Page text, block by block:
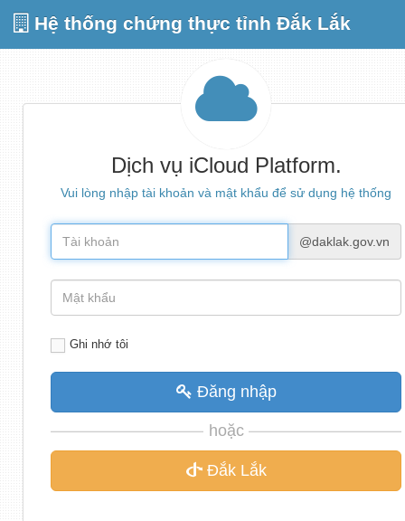
Hệ thống chứng thực tỉnh Đắk Lắk
Dịch vụ iCloud Platform.
Vui lòng nhập tài khoản và mật khẩu để sử dụng hệ thống
@daklak.gov.vn
Ghi nhớ tôi
Đăng nhập
hoặc
Đắk Lắk